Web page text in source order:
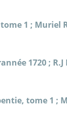
1 ; Muriel
1720 ; R.J